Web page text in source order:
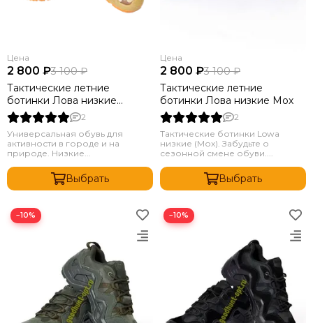
Цена
2 800 ₽3 100 ₽
Тактические летние
ботинки Лова низкие
Мультикам
2
Универсальная обувь для
активности в городе и на
природе. Низкие...
Выбрать
Цена
2 800 ₽3 100 ₽
Тактические летние
ботинки Лова низкие Мох
2
Тактические ботинки Lowa
низкие (Мох). Забудьте о
сезонной смене обуви....
Выбрать
−10% −10%